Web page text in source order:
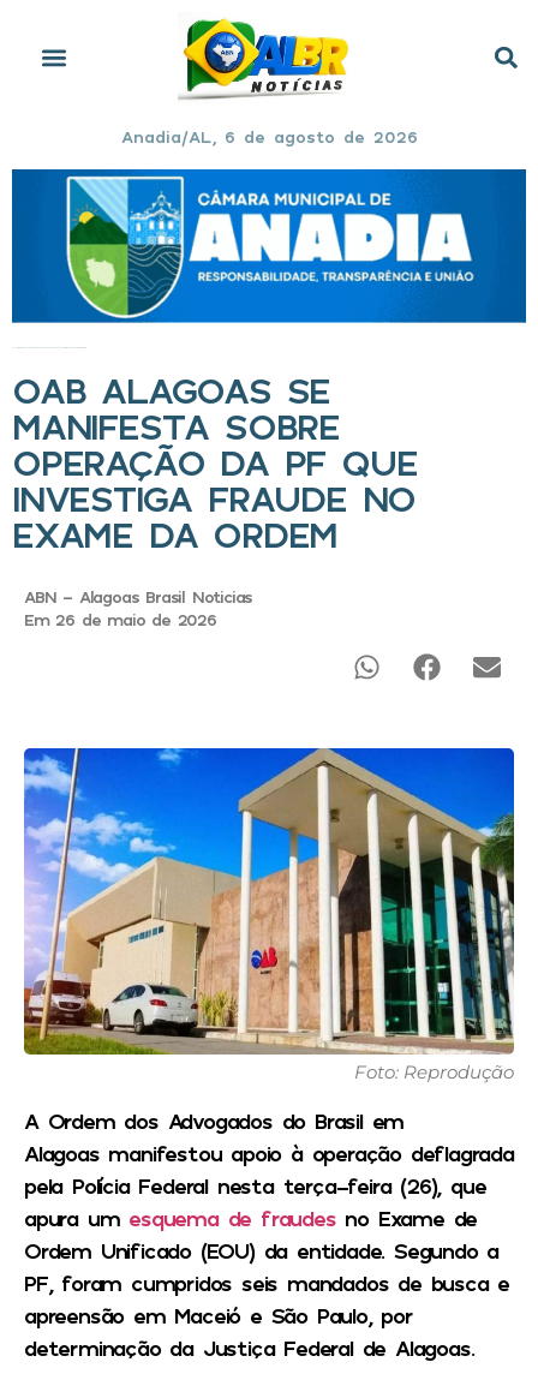
Anadia/AL, 6 de agosto de 2026
OAB ALAGOAS SE
MANIFESTA SOBRE
OPERAÇÃO DA PF QUE
INVESTIGA FRAUDE NO
EXAME DA ORDEM
ABN - Alagoas Brasil Noticias
Em 26 de maio de 2026
Foto: Reprodução
A Ordem dos Advogados do Brasil em
Alagoasmanifestou apoio à operação deflagrada
pela Polícia Federalnesta terça-feira (26), que
apura um esquema de fraudesno Exame de
Ordem Unificado (EOU) da entidade. Segundo a
PF, foram cumpridos seis mandados de busca e
apreensão em Maceió e São Paulo, por
determinação da Justiça Federal de Alagoas.